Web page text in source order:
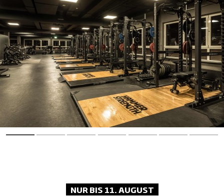
NUR BIS 11. AUGUST
Repeat. Lass den Alltag hinter dir und
genieße Sauna, Dampfbad und Co. für
maximale Erholung.